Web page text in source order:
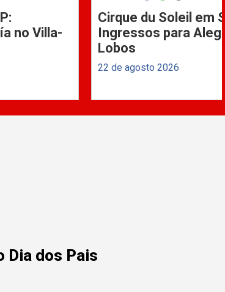
no Villa-
Cirque du Soleil em
Ingressos para
Lobos
22 de agosto 2026
Dia dos Pais